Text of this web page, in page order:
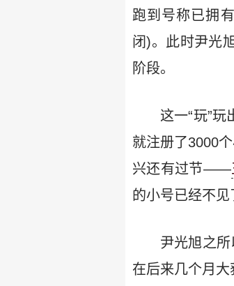
跑到号称已拥
闭)。此时尹光
阶段。
这一“玩”
就注册了3000
兴还有过节——
的小号已经不
尹光旭之
在后来几个月大